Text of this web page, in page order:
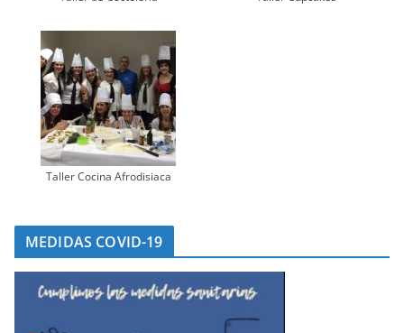
Taller Cocina Afrodisiaca
MEDIDAS COVID-19